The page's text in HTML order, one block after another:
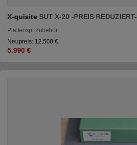
X-quisite SUT X-20 -PREIS REDUZIERT-
Plattensp. Zubehör
Neupreis: 12.500 €
5.990 €